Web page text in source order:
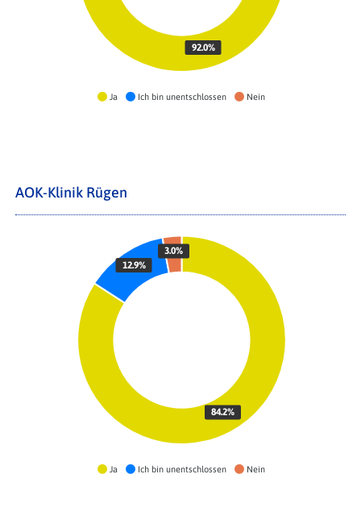
Ja Ich bin unentschlossen Nein
92.0%
AOK-Klinik Rügen
Ja Ich bin unentschlossen Nein
84.2%
12.9%
3.0%